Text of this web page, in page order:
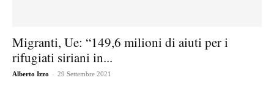
Migranti, Ue: “149,6 milioni di aiuti per i
rifugiati siriani in...
Alberto Izzo - 29 Settembre 2021